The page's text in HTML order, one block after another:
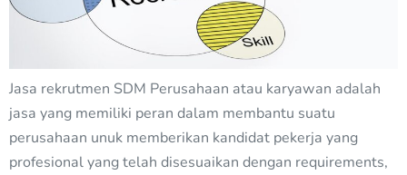
Jasa rekrutmen SDM Perusahaan atau karyawan adalah
jasa yang memiliki peran dalam membantu suatu
perusahaan unuk memberikan kandidat pekerja yang
profesional yang telah disesuaikan dengan requirements,